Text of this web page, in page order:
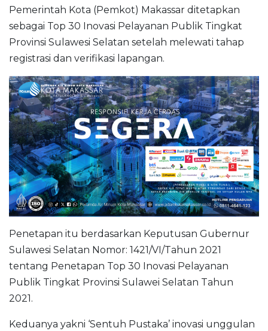
Pemerintah Kota (Pemkot) Makassar ditetapkan
sebagai Top 30 Inovasi Pelayanan Publik Tingkat
Provinsi Sulawesi Selatan setelah melewati tahap
registrasi dan verifikasi lapangan.
Penetapan itu berdasarkan Keputusan Gubernur
Sulawesi Selatan Nomor: 1421/VI/Tahun 2021
tentang Penetapan Top 30 Inovasi Pelayanan
Publik Tingkat Provinsi Sulawei Selatan Tahun
2021.
Keduanya yakni ‘Sentuh Pustaka’ inovasi unggulan